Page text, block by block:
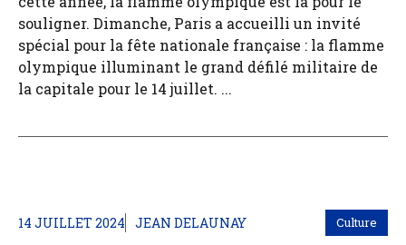
souligner. Dimanche, Paris a accueilli un invité
spécial pour la fête nationale française : la flamme
olympique illuminant le grand défilé militaire de
la capitale pour le 14 juillet. ...
14 JUILLET 2024 JEAN DELAUNAY Culture